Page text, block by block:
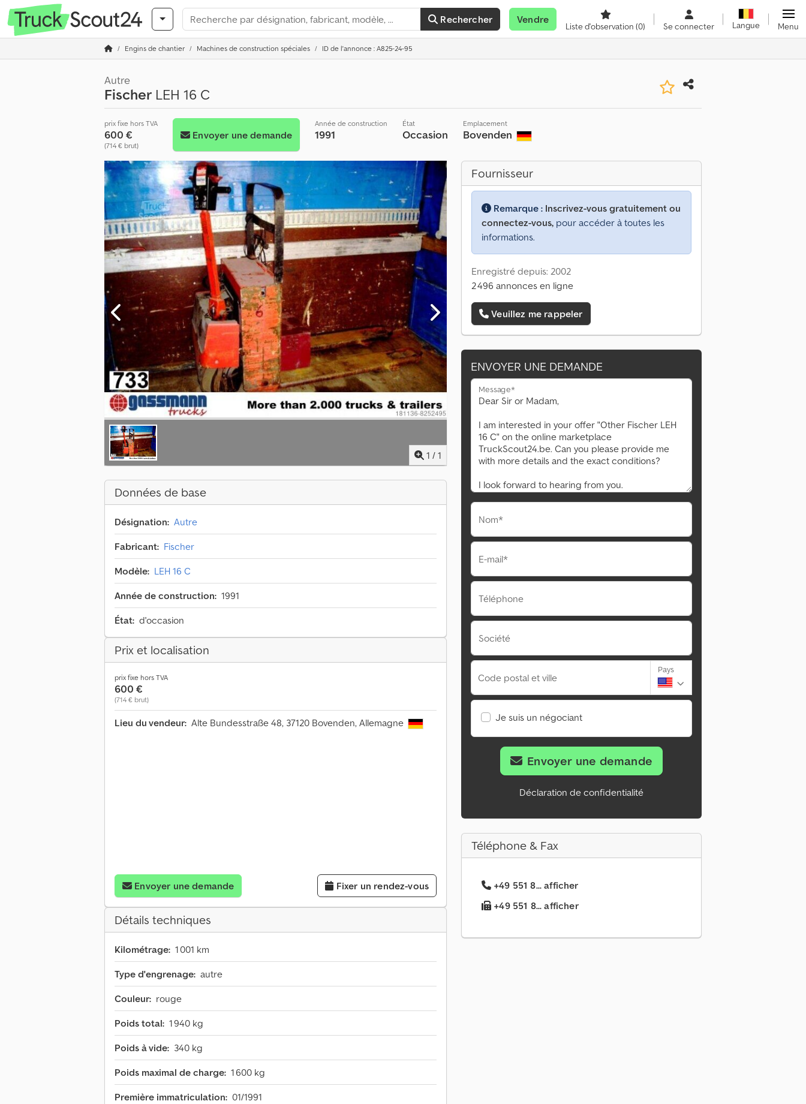
Rechercher Vendre
Liste d'observation (0) Se connecter Langue Menu
Engins de chantier Machines de construction spéciales ID de l'annonce : A825-24-95
Autre
Fischer LEH 16 C
prix fixe hors TVA
600 €
(714 € brut)
Envoyer une demande
Année de construction
1991
État
Occasion
Emplacement
Bovenden
Demander plus d'images
1 / 1
Données de base
Désignation: Autre
Fabricant: Fischer
Modèle: LEH 16 C
Année de construction: 1991
État: d'occasion
Prix et localisation
prix fixe hors TVA
600 €
(714 € brut)
Lieu du vendeur: Alte Bundesstraße 48, 37120 Bovenden, Allemagne
Envoyer une demande Fixer un rendez-vous
Détails techniques
Kilométrage: 1 001 km
Type d'engrenage: autre
Couleur: rouge
Poids total: 1 940 kg
Poids à vide: 340 kg
Poids maximal de charge: 1 600 kg
Première immatriculation: 01/1991
Fournisseur
Remarque : Inscrivez-vous gratuitement ou
connectez-vous, pour accéder à toutes les
informations.
Enregistré depuis: 2002
2 496 annonces en ligne
Veuillez me rappeler
ENVOYER UNE DEMANDE
Message*
Nom*
E-mail*
Téléphone
Société
Code postal et ville
Pays
Je suis un négociant
Envoyer une demande
Déclaration de confidentialité
Téléphone & Fax
+49 551 8... afficher
+49 551 8... afficher